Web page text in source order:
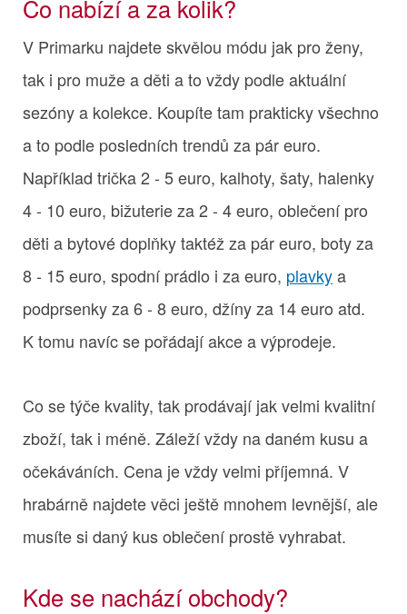
Co nabízí a za kolik?
V Primarku najdete skvělou módu jak pro ženy,
tak i pro muže a děti a to vždy podle aktuální
sezóny a kolekce. Koupíte tam prakticky všechno
a to podle posledních trendů za pár euro.
Například trička 2 - 5 euro, kalhoty, šaty, halenky
4 - 10 euro, bižuterie za 2 - 4 euro, oblečení pro
děti a bytové doplňky taktéž za pár euro, boty za
8 - 15 euro, spodní prádlo i za euro, plavkya
podprsenky za 6 - 8 euro, džíny za 14 euro atd.
K tomu navíc se pořádají akce a výprodeje.
Co se týče kvality, tak prodávají jak velmi kvalitní
zboží, tak i méně. Záleží vždy na daném kusu a
očekáváních. Cena je vždy velmi příjemná. V
hrabárně najdete věci ještě mnohem levnější, ale
musíte si daný kus oblečení prostě vyhrabat.
Kde se nachází obchody?